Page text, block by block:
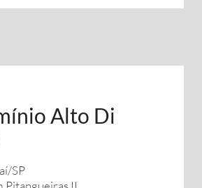
Alto Di
SP